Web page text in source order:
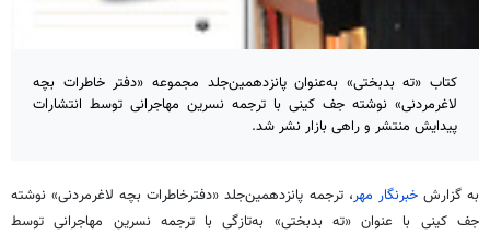
کتاب «ته بدبختی» به‌عنوان پانزدهمین‌جلد مجموعه «دفتر خاطرات بچه
لاغرمردنی» نوشته جف کینی با ترجمه نسرین مهاجرانی توسط انتشارات
پیدایش منتشر و راهی بازار نشر شد.
به گزارشخبرنگار مهر، ترجمه پانزدهمین‌جلد «دفترخاطرات بچه لاغرمردنی» نوشته
جف کینی با عنوان «ته بدبختی» به‌تازگی با ترجمه نسرین مهاجرانی توسط